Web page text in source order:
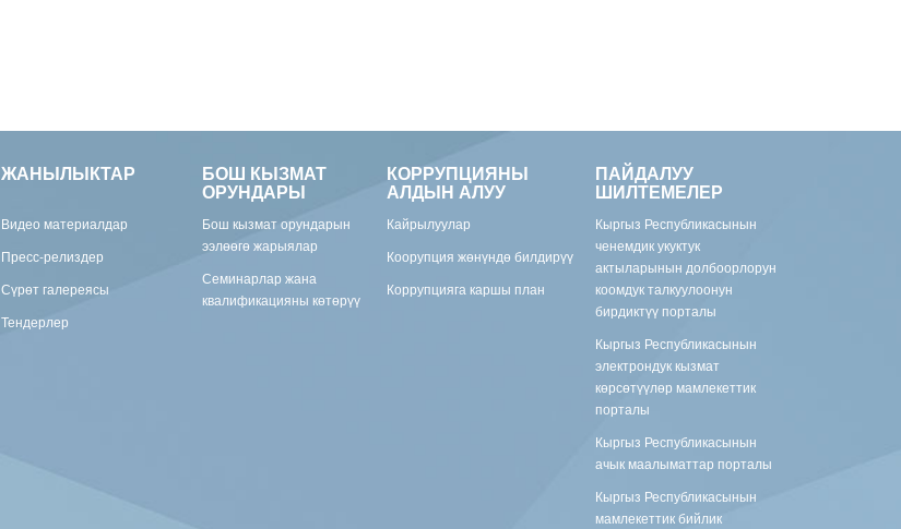
ЖАНЫЛЫКТАР
Видео материалдар
Пресс-релиздер
Сүрөт галереясы
Тендерлер
БОШ КЫЗМАТ
ОРУНДАРЫ
Бош кызмат орундарын
ээлөөгө жарыялар
Семинарлар жана
квалификацияны көтөрүү
КОРРУПЦИЯНЫ
АЛДЫН АЛУУ
Кайрылуулар
Коорупция жөнүндө билдирүү
Коррупцияга каршы план
ПАЙДАЛУУ
ШИЛТЕМЕЛЕР
Кыргыз Республикасынын
ченемдик укуктук
актыларынын долбоорлорун
коомдук талкуулоонун
бирдиктүү порталы
Кыргыз Республикасынын
электрондук кызмат
көрсөтүүлөр мамлекеттик
порталы
Кыргыз Республикасынын
ачык маалыматтар порталы
Кыргыз Республикасынын
мамлекеттик бийлик